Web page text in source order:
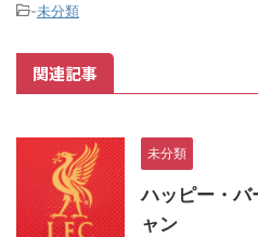
-未分類
関連記事
未分類
ハッピー・
ャン